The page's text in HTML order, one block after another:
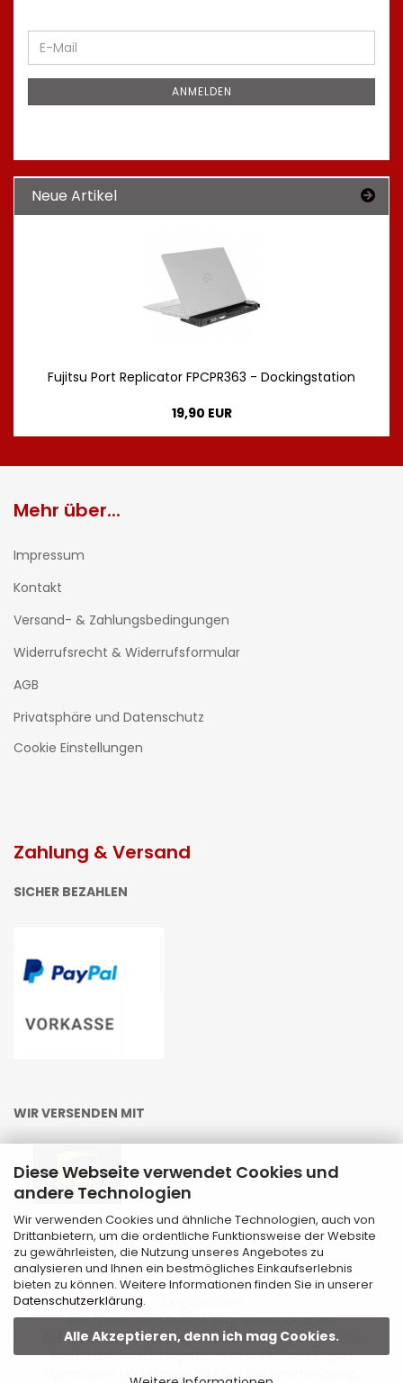
Diese Webseite verwendet Cookies und
andere Technologien
Wir verwenden Cookies und ähnliche Technologien, auch von
Drittanbietern, um die ordentliche Funktionsweise der Website
zu gewährleisten, die Nutzung unseres Angebotes zu
analysieren und Ihnen ein bestmögliches Einkaufserlebnis
bieten zu können. Weitere Informationen finden Sie in unserer
Datenschutzerklärung.
Alle Akzeptieren, denn ich mag Cookies.
WEITER
ZUR
NEWSLETTER-
E-
Mail
ANMELDEN
Neue Artikel
Fujitsu Port Replicator FPCPR363 - Dockingstation
19,90 EUR
Mehr über...
Impressum
Kontakt
Versand- & Zahlungsbedingungen
Widerrufsrecht & Widerrufsformular
AGB
Privatsphäre und Datenschutz
Cookie Einstellungen
Zahlung & Versand
SICHER BEZAHLEN
WIR VERSENDEN MIT
Internetshopby Gambio.de © 2026 | Template von
Alle Preise inkl. MwSt. & zzgl. Versandkosten
Alle Markennamen, Warenzeichen sowie sämtliche
Produktbilder sind Eigentum Ihrer rechtmäßigen
Eigentümer und dienen hier nur der Beschreibung.